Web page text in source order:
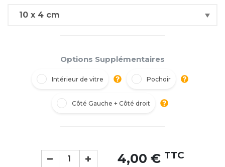
Options Supplémentaires
Intérieur de vitre Pochoir
Côté Gauche + Côté droit
4,00 € TTC